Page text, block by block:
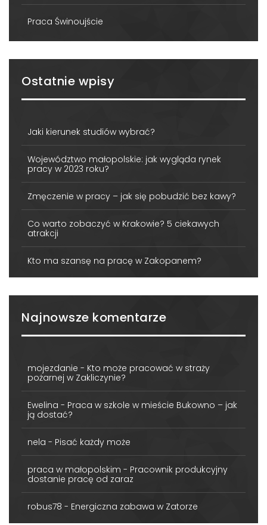
Praca Świnoujście
Ostatnie wpisy
Jaki kierunek studiów wybrać?
Województwo małopolskie: jak wygląda rynek
pracy w 2023 roku?
Zmęczenie w pracy – jak się pobudzić bez kawy?
Co warto zobaczyć w Krakowie? 5 ciekawych
atrakcji
Kto ma szansę na pracę w Zakopanem?
Najnowsze komentarze
mojezdanie - Kto może pracować w straży
pożarnej w Zakliczynie?
Ewelina - Praca w szkole w mieście Bukowno – jak
ją dostać?
nela - Pisać każdy może
praca w małopolskim - Pracownik produkcyjny
dostanie pracę od zaraz
robus78 - Energiczna zabawa w Zatorze